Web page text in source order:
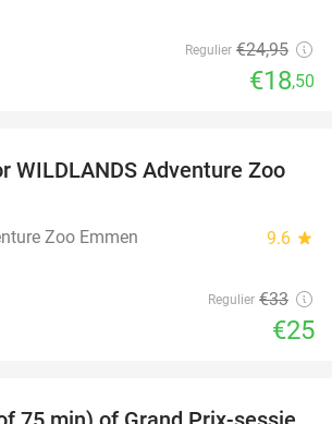
Regulier €24,95
€18,50
24%
WILDLANDS Adventure Zoo
Zoo Emmen 9.6 star
Regulier €33
€25